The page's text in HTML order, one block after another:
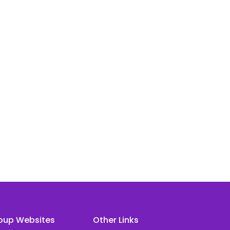
Websites Other Links